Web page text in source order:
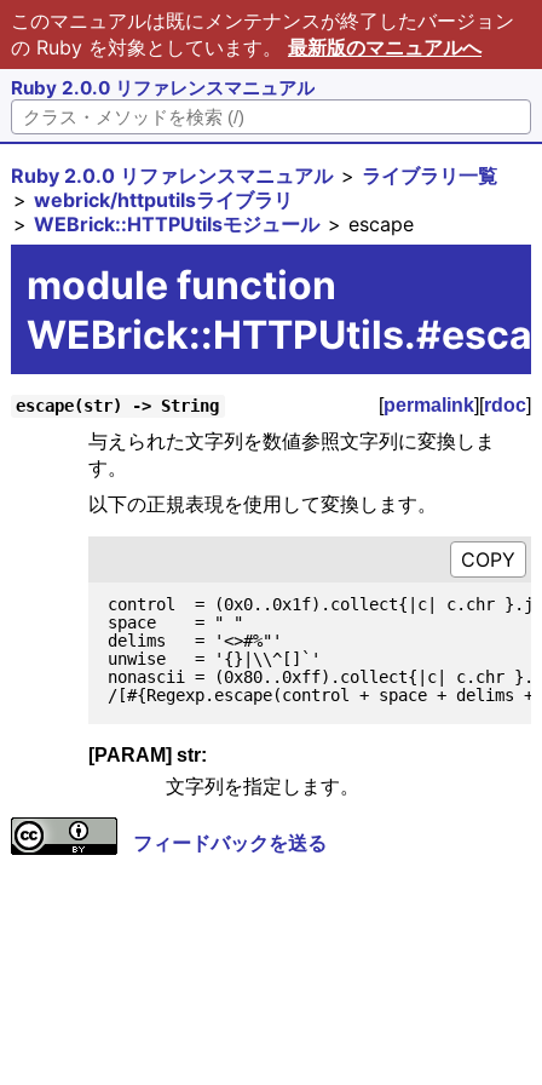
このマニュアルは既にメンテナンスが終了したバージョン
の Ruby を対象としています。 最新版のマニュアルへ
Ruby 2.0.0 リファレンスマニュアル
Ruby 2.0.0 リファレンスマニュアル
ライブラリ一覧
webrick/httputilsライブラリ
WEBrick::HTTPUtilsモジュール
escape
module function
escape(str) -> String [permalink][rdoc]
与えられた文字列を数値参照文字列に変換しま
す。
以下の正規表現を使用して変換します。
control  = (0x0..0x1f).collect{|c| c.chr
space    = " "
delims   = '<>#%"'
unwise   = '{}|\\^[]`'
nonascii = (0x80..0xff).collect{|c| c.chr
[PARAM] str:
文字列を指定します。
フィードバックを送る